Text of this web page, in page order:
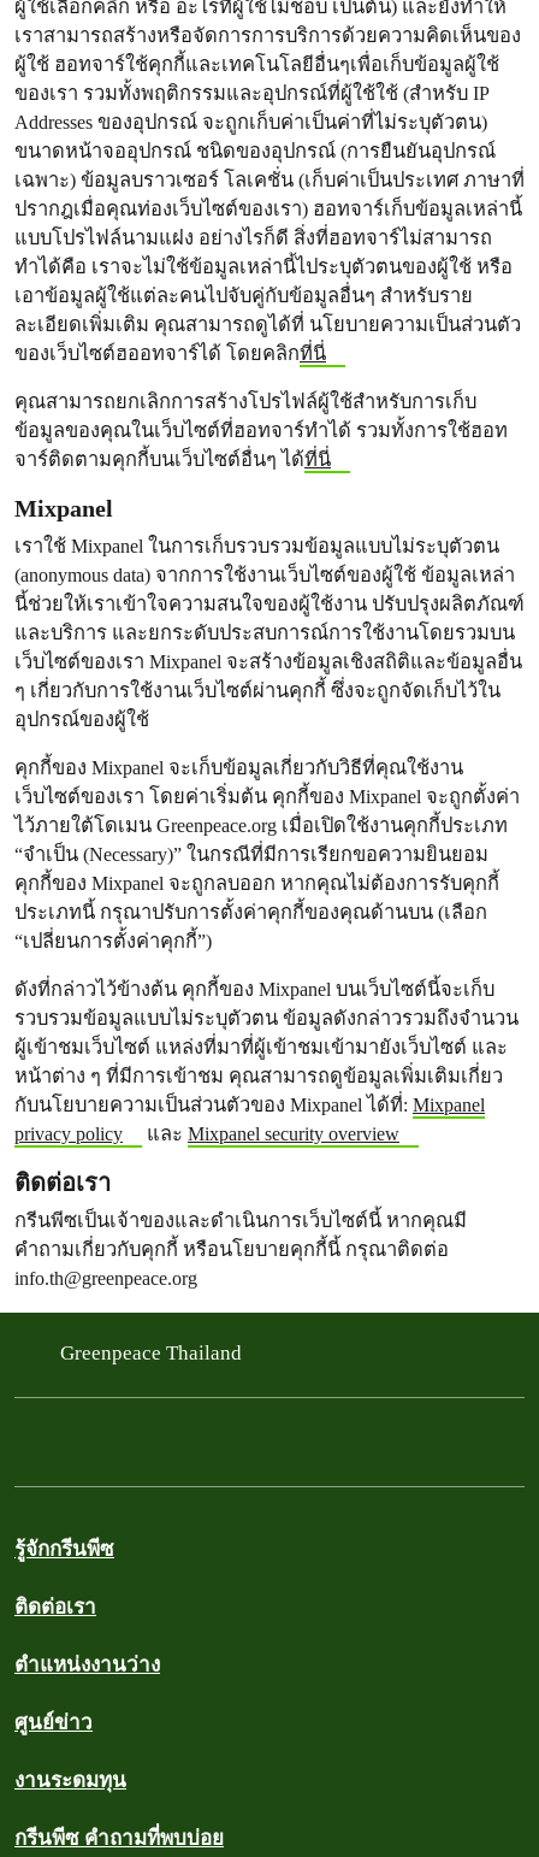
ผู้ใช้เลือกคลิก หรือ อะไรที่ผู้ใช้ไม่ชอบ เป็นต้น) และยังทำให้
เราสามารถสร้างหรือจัดการการบริการด้วยความคิดเห็นของ
ผู้ใช้ ฮอทจาร์ใช้คุกกี้และเทคโนโลยีอื่นๆเพื่อเก็บข้อมูลผู้ใช้
ของเรา รวมทั้งพฤติกรรมและอุปกรณ์ที่ผู้ใช้ใช้ (สำหรับ IP
Addresses ของอุปกรณ์ จะถูกเก็บค่าเป็นค่าที่ไม่ระบุตัวตน)
ขนาดหน้าจออุปกรณ์ ชนิดของอุปกรณ์ (การยืนยันอุปกรณ์
เฉพาะ) ข้อมูลบราวเซอร์ โลเคชั่น (เก็บค่าเป็นประเทศ ภาษาที่
ปรากฎเมื่อคุณท่องเว็บไซต์ของเรา) ฮอทจาร์เก็บข้อมูลเหล่านี้
แบบโปรไฟล์นามแฝง อย่างไรก็ดี สิ่งที่ฮอทจาร์ไม่สามารถ
ทำได้คือ เราจะไม่ใช้ข้อมูลเหล่านี้ไประบุตัวตนของผู้ใช้ หรือ
เอาข้อมูลผู้ใช้แต่ละคนไปจับคู่กับข้อมูลอื่นๆ สำหรับราย
ละเอียดเพิ่มเติม คุณสามารถดูได้ที่ นโยบายความเป็นส่วนตัว
ของเว็บไซต์ฮออทจาร์ได้ โดยคลิกที่นี่
คุณสามารถยกเลิกการสร้างโปรไฟล์ผู้ใช้สำหรับการเก็บ
ข้อมูลของคุณในเว็บไซต์ที่ฮอทจาร์ทำได้ รวมทั้งการใช้ฮอท
จาร์ติดตามคุกกี้บนเว็บไซต์อื่นๆ ได้ที่นี่
Mixpanel
เราใช้ Mixpanel ในการเก็บรวบรวมข้อมูลแบบไม่ระบุตัวตน
(anonymous data) จากการใช้งานเว็บไซต์ของผู้ใช้ ข้อมูลเหล่า
นี้ช่วยให้เราเข้าใจความสนใจของผู้ใช้งาน ปรับปรุงผลิตภัณฑ์
และบริการ และยกระดับประสบการณ์การใช้งานโดยรวมบน
เว็บไซต์ของเรา Mixpanel จะสร้างข้อมูลเชิงสถิติและข้อมูลอื่น
ๆ เกี่ยวกับการใช้งานเว็บไซต์ผ่านคุกกี้ ซึ่งจะถูกจัดเก็บไว้ใน
อุปกรณ์ของผู้ใช้
คุกกี้ของ Mixpanel จะเก็บข้อมูลเกี่ยวกับวิธีที่คุณใช้งาน
เว็บไซต์ของเรา โดยค่าเริ่มต้น คุกกี้ของ Mixpanel จะถูกตั้งค่า
ไว้ภายใต้โดเมน Greenpeace.org เมื่อเปิดใช้งานคุกกี้ประเภท
“จำเป็น (Necessary)” ในกรณีที่มีการเรียกขอความยินยอม
คุกกี้ของ Mixpanel จะถูกลบออก หากคุณไม่ต้องการรับคุกกี้
ประเภทนี้ กรุณาปรับการตั้งค่าคุกกี้ของคุณด้านบน (เลือก
“เปลี่ยนการตั้งค่าคุกกี้”)
ดังที่กล่าวไว้ข้างต้น คุกกี้ของ Mixpanel บนเว็บไซต์นี้จะเก็บ
รวบรวมข้อมูลแบบไม่ระบุตัวตน ข้อมูลดังกล่าวรวมถึงจำนวน
ผู้เข้าชมเว็บไซต์ แหล่งที่มาที่ผู้เข้าชมเข้ามายังเว็บไซต์ และ
หน้าต่าง ๆ ที่มีการเข้าชม คุณสามารถดูข้อมูลเพิ่มเติมเกี่ยว
กับนโยบายความเป็นส่วนตัวของ Mixpanel ได้ที่: Mixpanel
privacy policy
และ Mixpanel security overview
ติดต่อเรา
กรีนพีซเป็นเจ้าของและดำเนินการเว็บไซต์นี้ หากคุณมี
คำถามเกี่ยวกับคุกกี้ หรือนโยบายคุกกี้นี้ กรุณาติดต่อ
info.th@greenpeace.org
Greenpeace Thailand
รู้จักกรีนพีซ
ติดต่อเรา
ตำแหน่งงานว่าง
ศูนย์ข่าว
งานระดมทุน
กรีนพีซ คำถามที่พบบ่อย